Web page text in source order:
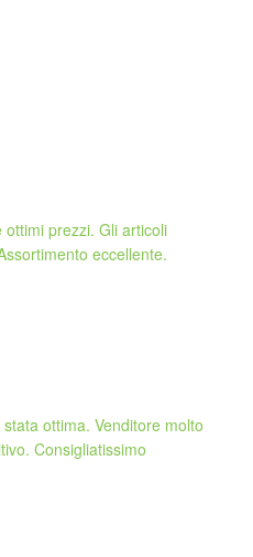
prezzi. Gli articoli
eccellente.
ottima. Venditore molto
Consigliatissimo